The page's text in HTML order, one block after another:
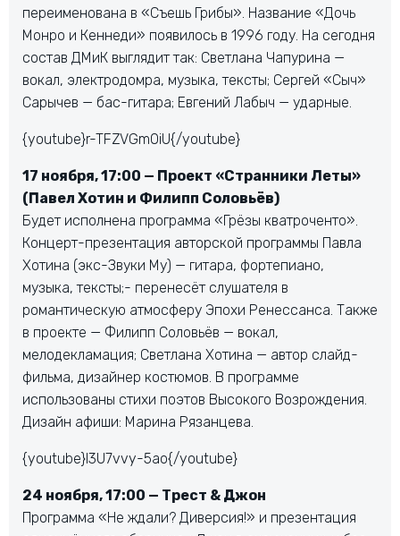
переименована в «Съешь Грибы». Название «Дочь
Монро и Кеннеди» появилось в 1996 году. На сегодня
состав ДМиК выглядит так: Светлана Чапурина —
вокал, электродомра, музыка, тексты; Сергей «Сыч»
Сарычев — бас-гитара; Евгений Лабыч — ударные.
{youtube}r-TFZVGmOiU{/youtube}
17 ноября, 17:00 — Проект «Странники Леты»
(Павел Хотин и Филипп Соловьёв)
Будет исполнена программа «Грёзы кватроченто».
Концерт-презентация авторской программы Павла
Хотина (экс-Звуки Му) — гитара, фортепиано,
музыка, тексты;- перенесёт слушателя в
романтическую атмосферу Эпохи Ренессанса. Также
в проекте — Филипп Соловьёв — вокал,
мелодекламация; Светлана Хотина — автор слайд-
фильма, дизайнер костюмов. В программе
использованы стихи поэтов Высокого Возрождения.
Дизайн афиши: Марина Рязанцева.
{youtube}l3U7vvy-5ao{/youtube}
24 ноября, 17:00 — Трест & Джон
Программа «Не ждали? Диверсия!» и презентация